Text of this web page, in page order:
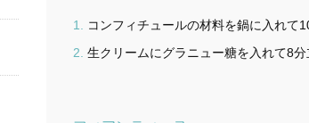
コンフィチュールの材料を鍋に入れて
生クリームにグラニュー糖を入れて8